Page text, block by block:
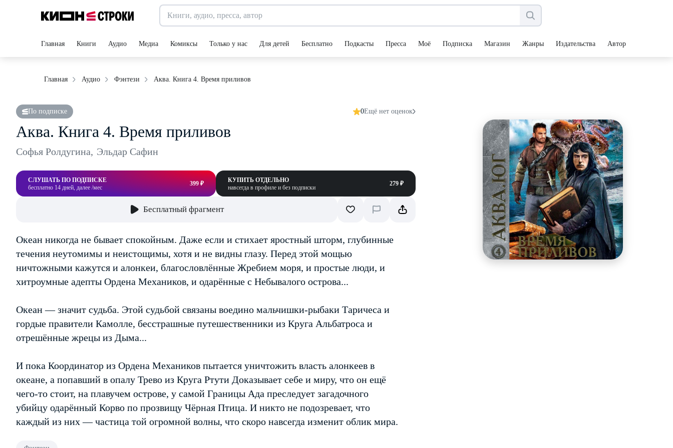
Главная Книги Аудио Медиа Комиксы Только у нас Для детей Бесплатно Подкасты Пресса Моё Подписка Магазин Жанры Издательства Авторы
Главная Аудио Фэнтези Аква. Книга 4. Время приливов
По подписке 0Ещё нет оценок
Аква. Книга 4. Время приливов
Софья Ролдугина, Эльдар Сафин
СЛУШАТЬ ПО ПОДПИСКЕ
бесплатно 14 дней, далее /мес
399 ₽
КУПИТЬ ОТДЕЛЬНО
навсегда в профиле и без подписки
279 ₽
Бесплатный фрагмент
Океан никогда не бывает спокойным. Даже если и стихает яростный шторм, глубинные
течения неутомимы и неистощимы, хотя и не видны глазу. Перед этой мощью
ничтожными кажутся и алонкеи, благословлённые Жребием моря, и простые люди, и
хитроумные адепты Ордена Механиков, и одарённые с Небывалого острова...
Океан — значит судьба. Этой судьбой связаны воедино мальчишки-рыбаки Таричеса и
гордые правители Камолле, бесстрашные путешественники из Круга Альбатроса и
отрешённые жрецы из Дыма...
И пока Координатор из Ордена Механиков пытается уничтожить власть алонкеев в
океане, а попавший в опалу Трево из Круга Ртути Доказывает себе и миру, что он ещё
чего-то стоит, на плавучем острове, у самой Границы Ада преследует загадочного
убийцу одарённый Корво по прозвищу Чёрная Птица. И никто не подозревает, что
каждый из них — частица той огромной волны, что скоро навсегда изменит облик мира.